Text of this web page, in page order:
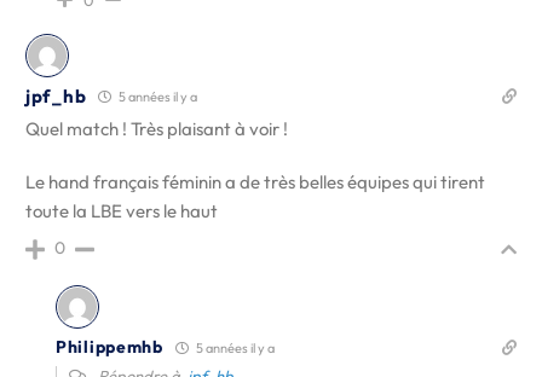
jpf_hb 5 années il y a
Quel match ! Très plaisant à voir !
Le hand français féminin a de très belles équipes qui tirent
toute la LBE vers le haut
0
Philippemhb 5 années il y a